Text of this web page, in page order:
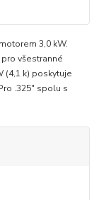
3,0 kW.
všestranné
(4,1 k) poskytuje
.325" spolu s